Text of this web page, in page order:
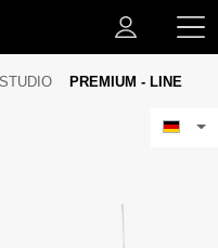
PREMIUM - LINE